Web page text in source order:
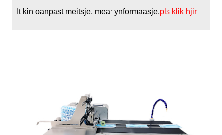
It kin oanpast meitsje, mear ynformaasje,pls klik hjir